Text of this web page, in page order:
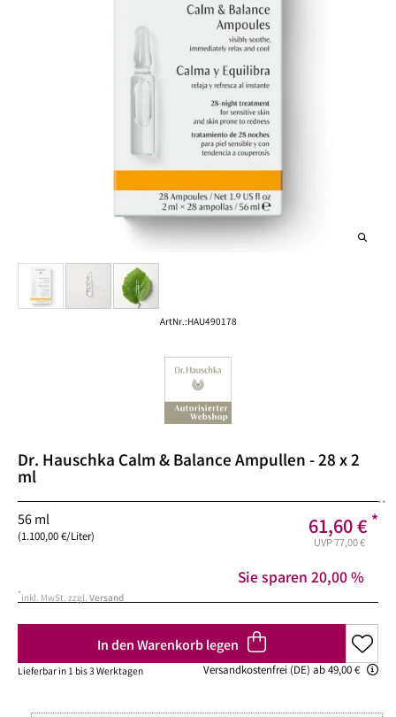
ArtNr.:HAU490178
Dr. Hauschka Calm & Balance Ampullen - 28 x 2
ml
**
56 ml
(1.100,00 €/Liter) 61,60 € *
UVP 77,00 €
Sie sparen 20,00 %
*inkl. MwSt. zzgl.Versand
In den Warenkorb legen
Lieferbar in 1 bis 3 Werktagen Versandkostenfrei (DE) ab 49,00 €